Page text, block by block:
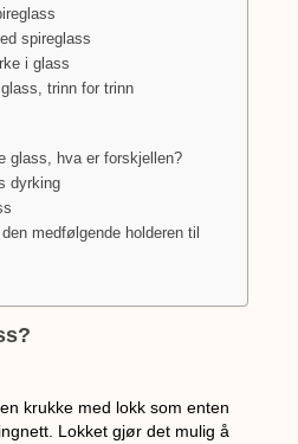
spireglass
i glass
trinn for trinn
glass, hva er forskjellen?
dyrking
medfølgende holderen til
krukke med lokk som enten
Lokket gjør det mulig å